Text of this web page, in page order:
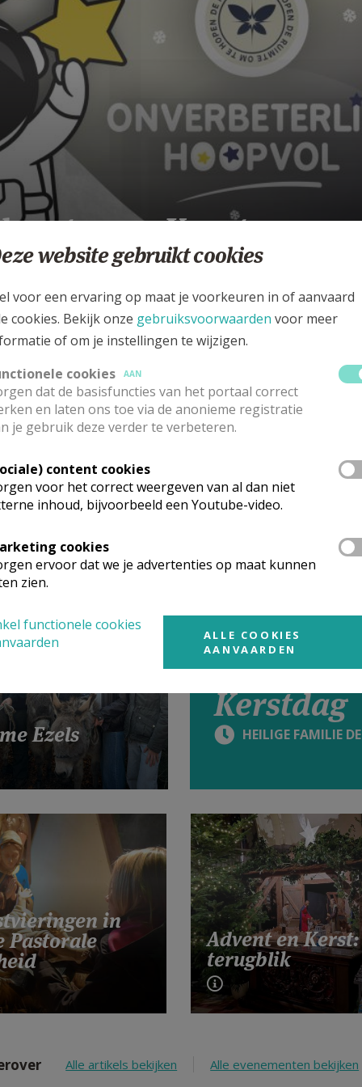
2023: Kaarten van
actie
voor Jezus
Ezels
Kerstdag
HEILIGE FAMILIE
in
Pastorale Advent en Kerst:
terugblik
Alle artikels bekijken Alle evenementen bekijken
website gebruikt cookies
voor een ervaring op maat je voorkeuren in of aanvaard
cookies. Bekijk onze gebruiksvoorwaarden voor meer
of om je instellingen te wijzigen.
cookies
AAN
dat de basisfuncties van het portaal correct
en laten ons toe via de anonieme registratie
je gebruik deze verder te verbeteren.
content cookies
voor het correct weergeven van al dan niet
inhoud, bijvoorbeeld een Youtube-video.
cookies
ervoor dat we je advertenties op maat kunnen
zien.
functionele cookies
ALLE COOKIES
AANVAARDEN